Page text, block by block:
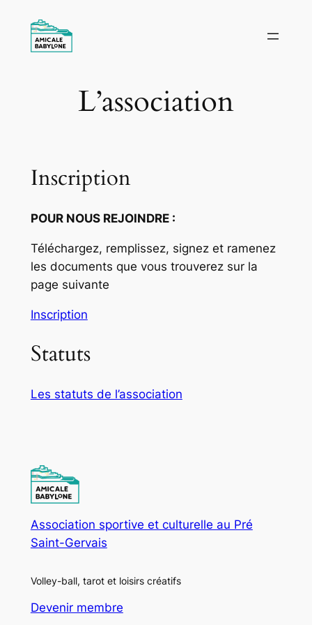
contenu
L’association
Inscription
POUR NOUS REJOINDRE :
Téléchargez, remplissez, signez et ramenez
les documents que vous trouverez sur la
page suivante
Inscription
Statuts
Les statuts de l’association
Association sportive et culturelle au Pré
Saint-Gervais
Volley-ball, tarot et loisirs créatifs
Devenir membre